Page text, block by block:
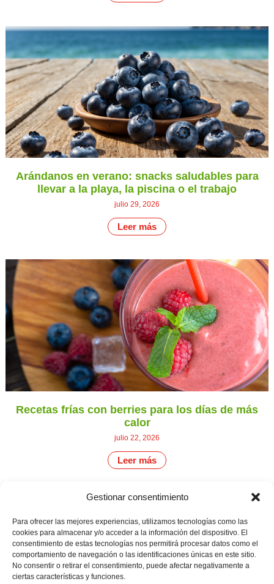
Gestionar consentimiento
Para ofrecer las mejores experiencias, utilizamos tecnologías como las
cookies para almacenar y/o acceder a la información del dispositivo. El
consentimiento de estas tecnologías nos permitirá procesar datos como el
comportamiento de navegación o las identificaciones únicas en este sitio.
No consentir o retirar el consentimiento, puede afectar negativamente a
ciertas características y funciones.
Arándanos en verano: snacks saludables para
llevar a la playa, la piscina o el trabajo
julio 29, 2026
Leer más
Recetas frías con berries para los días de más
calor
julio 22, 2026
Leer más
Productores
de
fresas,
frambuesas,
arándanos
y
Camino de
Montemayor s/n
21800 Moguer.
Huelva ESPAÑA.
info@cunadeplatero.com
Aviso legal
Política de
privacidad
Canal de denuncias